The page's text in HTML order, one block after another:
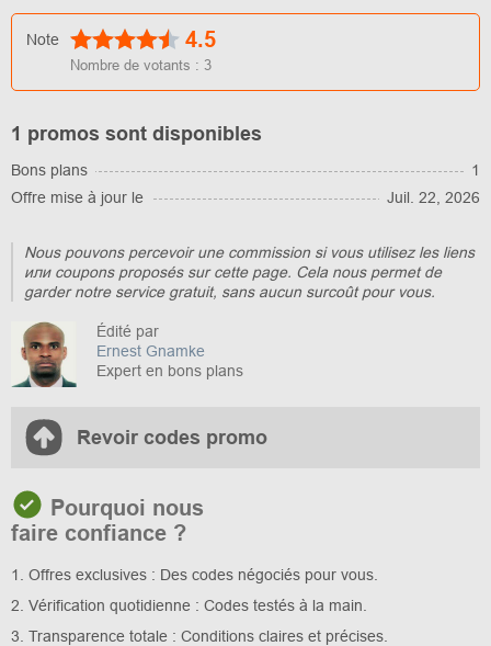
Note 4.5
Nombre de votants : 3
1 promos sont disponibles
Bons plans
1
Offre mise à jour le
Juil. 22, 2026
Nous pouvons percevoir une commission si vous utilisez les liens
или coupons proposés sur cette page. Cela nous permet de
garder notre service gratuit, sans aucun surcoût pour vous.
Édité par
Ernest Gnamke
Expert en bons plans
Revoir codes promo
Pourquoi nous
faire confiance ?
1. Offres exclusives : Des codes négociés pour vous.
2. Vérification quotidienne : Codes testés à la main.
3. Transparence totale : Conditions claires et précises.